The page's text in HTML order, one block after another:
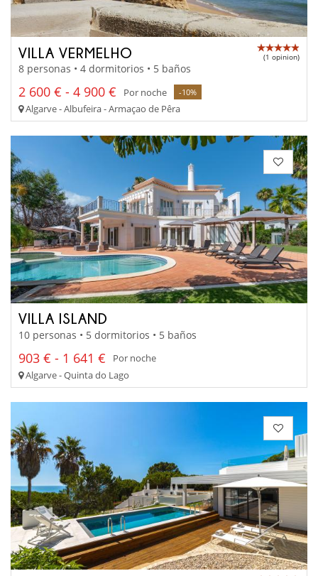
VILLA VERMELHO (1 opinion)
8 personas • 4 dormitorios • 5 baños
2 600 € - 4 900 € Por noche -10%
Algarve - Albufeira - Armaçao de Pêra
VILLA ISLAND
10 personas • 5 dormitorios • 5 baños
903 € - 1 641 €
Por noche
Algarve - Quinta do Lago